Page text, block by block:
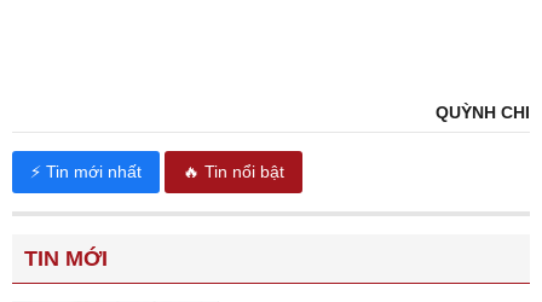
QUỲNH CHI
⚡ Tin mới nhất 🔥 Tin nổi bật
TIN MỚI